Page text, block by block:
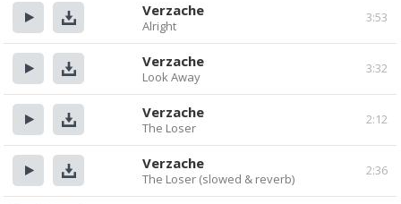
Прослушать
Скачать
3:53
Verzache
Alright
Прослушать
Скачать
3:32
Verzache
Look Away
Прослушать
Скачать
2:12
Verzache
The Loser
Прослушать
Скачать
2:36
Verzache
The Loser (slowed & reverb)